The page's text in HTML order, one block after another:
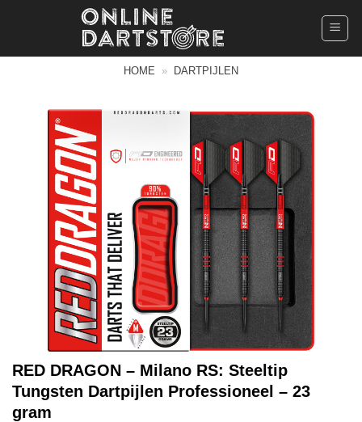
HOME » DARTPIJLEN
RED DRAGON – Milano RS: Steeltip
Tungsten Dartpijlen Professioneel – 23
gram